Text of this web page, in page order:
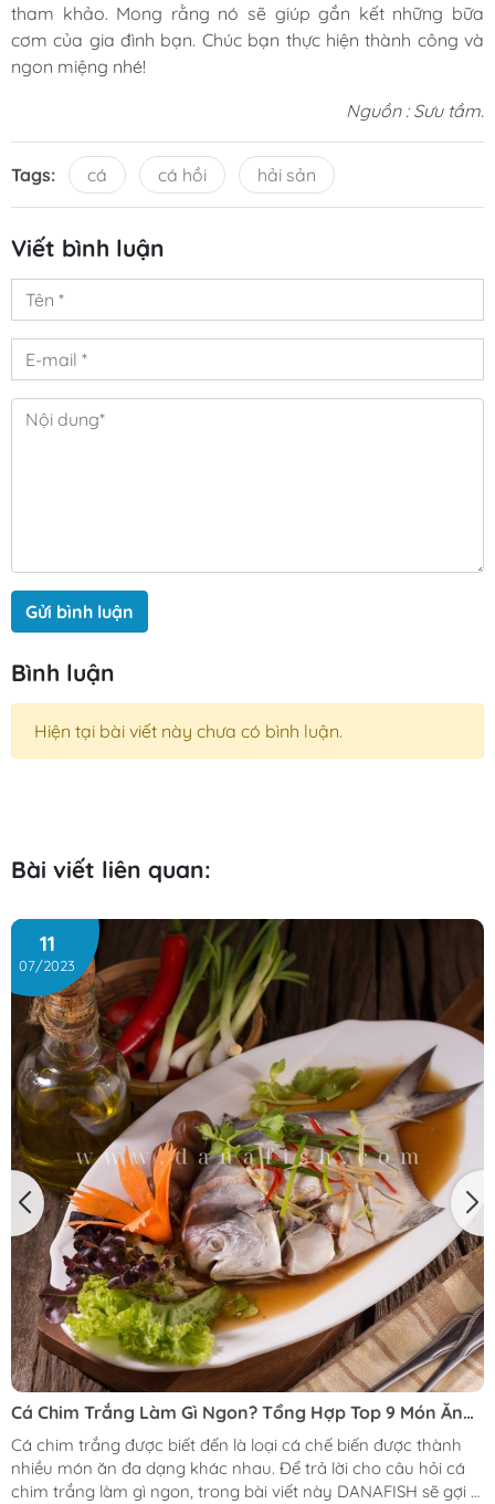
tham khảo. Mong rằng nó sẽ giúp gắn kết những bữa
cơm của gia đình bạn. Chúc bạn thực hiện thành công và
ngon miệng nhé!
Nguồn : Sưu tầm.
Tags: cá cá hồi hải sản
Viết bình luận
Gửi bình luận
Bình luận
Hiện tại bài viết này chưa có bình luận.
Bài viết liên quan:
11
07/2023
Cá Chim Trắng Làm Gì Ngon? Tổng Hợp Top 9 Món Ăn
Ngon Từ Cá Chim Trắng
Cá chim trắng được biết đến là loại cá chế biến được thành
nhiều món ăn đa dạng khác nhau. Để trả lời cho câu hỏi cá
chim trắng làm gì ngon, trong bài viết này DANAFISH sẽ gợi ý